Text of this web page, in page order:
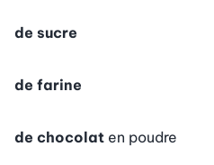
de sucre
de farine
de chocolat en poudre